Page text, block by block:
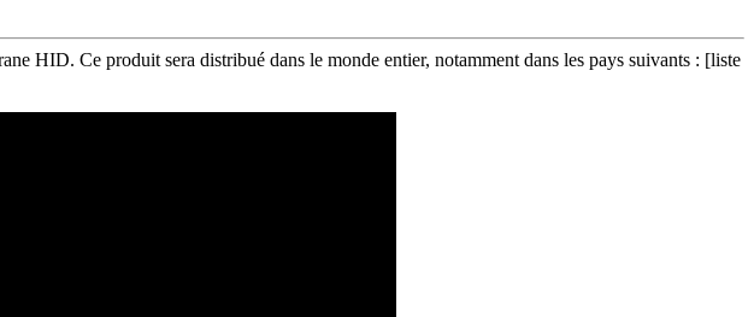
HID. Ce produit sera distribué dans le monde entier, notamment dans les pays suivants : [liste